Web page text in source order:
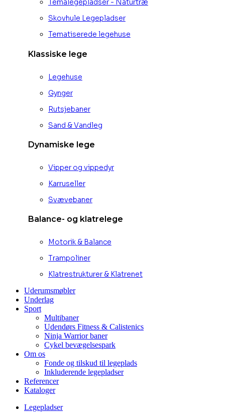
Temalegepladser - Naturtræ
Skovhule Legepladser
Tematiserede legehuse
Klassiske lege
Legehuse
Gynger
Rutsjebaner
Sand & Vandleg
Dynamiske lege
Vipper og vippedyr
Karruseller
Svævebaner
Balance- og klatrelege
Motorik & Balance
Trampoliner
Klatrestrukturer & Klatrenet
Uderumsmøbler
Underlag
Sport
Multibaner
Udendørs Fitness & Calistenics
Ninja Warrior baner
Cykel bevægelsespark
Om os
Fonde og tilskud til legeplads
Inkluderende legepladser
Referencer
Kataloger
Legepladser